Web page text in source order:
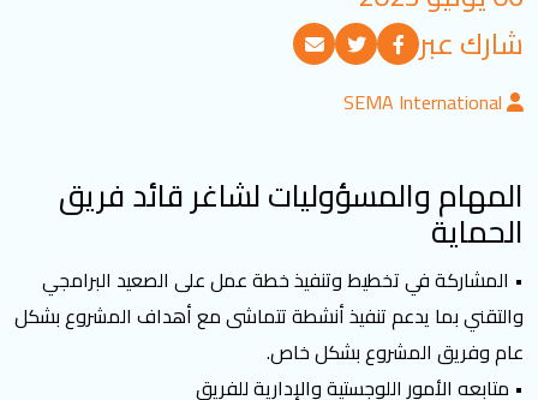
تسجيل الدخول
العربية
تابعنا
شارك عبر
SEMA International
المهام والمسؤوليات لشاغر قائد فريق
الحماية
• المشاركة في تخطيط وتنفيذ خطة عمل على الصعيد البرامجي
والتقني بما يدعم تنفيذ أنشطة تتماشى مع أهداف المشروع بشكل
عام وفريق المشروع بشكل خاص.
• متابعه الأمور اللوجستية والإدارية للفريق